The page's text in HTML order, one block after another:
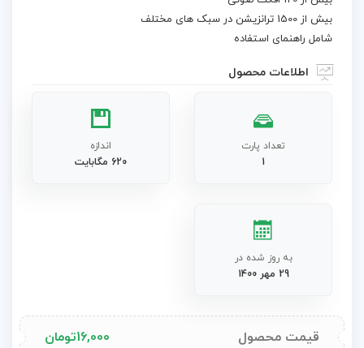
بیش از 1500 ترانزیشن در سبک های مختلف
شامل راهنمای استفاده
اطلاعات محصول
تعداد پارت
1
اندازه
620 مگابایت
به روز شده در
29 مهر 1400
قیمت محصول 16,000تومان